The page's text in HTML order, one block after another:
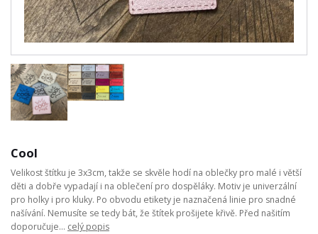
Cool
Velikost štítku je 3x3cm, takže se skvěle hodí na oblečky pro malé i větší
děti a dobře vypadají i na oblečení pro dospěláky. Motiv je univerzální
pro holky i pro kluky. Po obvodu etikety je naznačená linie pro snadné
našívání. Nemusíte se tedy bát, že štítek prošijete křivě. Před našitím
doporučuje... celý popis